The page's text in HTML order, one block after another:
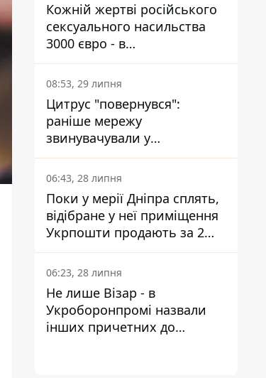
Кожній жертві російського
сексуального насильства
3000 євро - в
Мінсоцполітики пояснили
Інформатору, звідки на це
гроші
08:53, 29 липня
Цитрус "повернувся":
раніше мережу
звинувачували у
контрабанді техніки та
ухиленні від сплати
податків
06:43, 28 липня
Поки у мерії Дніпра сплять,
відібране у неї приміщення
Укрпошти продають за 2
мільйони
06:23, 28 липня
Не лише Візар - в
Укроборонпромі назвали
інших причетних до